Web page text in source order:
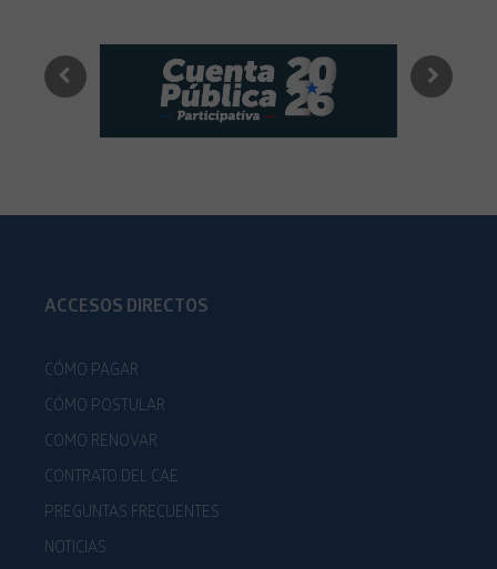
ACCESOS DIRECTOS
CÓMO PAGAR
CÓMO POSTULAR
COMO RENOVAR
CONTRATO DEL CAE
PREGUNTAS FRECUENTES
NOTICIAS